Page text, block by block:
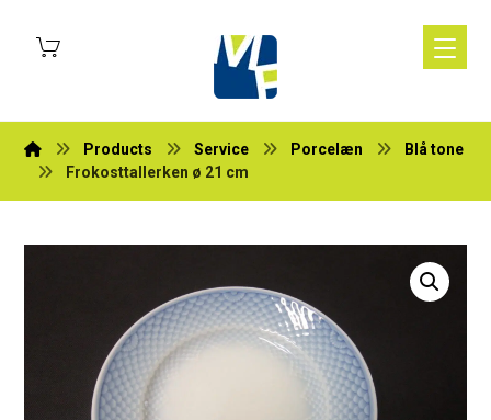
Products Service Porcelæn
Blå tone
Frokosttallerken ø 21 cm